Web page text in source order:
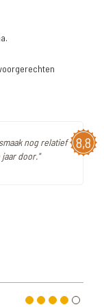
8,8
nog relatief
door."